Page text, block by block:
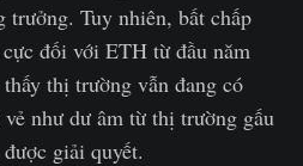
trưởng. Tuy nhiên, bất chấp
đối với ETH từ đầu năm
thị trường vẫn đang có
như dư âm từ thị trường gấu
giải quyết.